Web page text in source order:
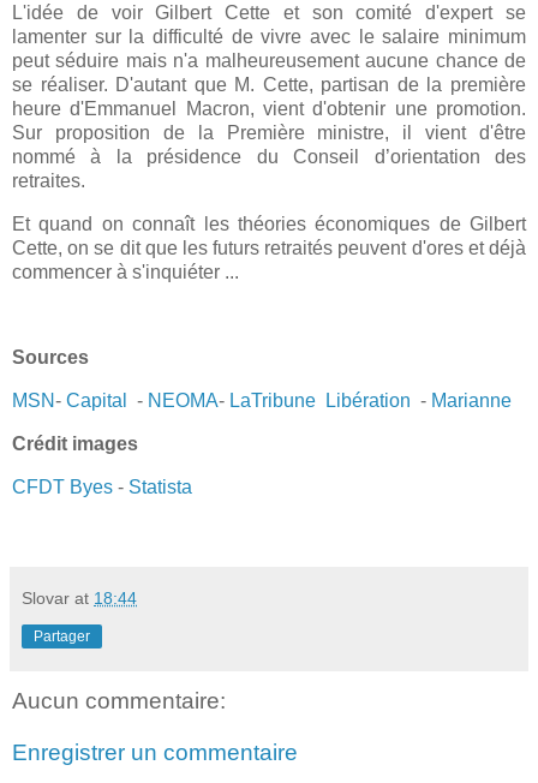
L'idée de voir Gilbert Cette et son comité d'expert se
lamenter sur la difficulté de vivre avec le salaire minimum
peut séduire mais n'a malheureusement aucune chance de
se réaliser. D'autant que M. Cette, partisan de la première
heure d'Emmanuel Macron, vient d'obtenir une promotion.
Sur proposition de la Première ministre, il vient d'être
nommé à la présidence du Conseil d’orientation des
retraites.
Et quand on connaît les théories économiques de Gilbert
Cette, on se dit que les futurs retraités peuvent d'ores et déjà
commencer à s'inquiéter ...
Sources
MSN- Capital - NEOMA- LaTribune Libération - Marianne
Crédit images
CFDT Byes - Statista
Slovar at 18:44
Partager
Aucun commentaire:
Enregistrer un commentaire